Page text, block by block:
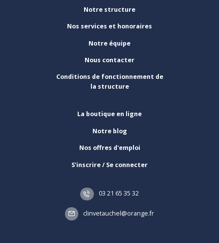
Notre structure
Nos services et honoraires
Notre équipe
Nous contacter
Conditions de fonctionnement de
la structure
La boutique en ligne
Notre blog
Nos offres d'emploi
S'inscrire / Se connecter
03 21 65 35 32
clinvetauchel@orange.fr